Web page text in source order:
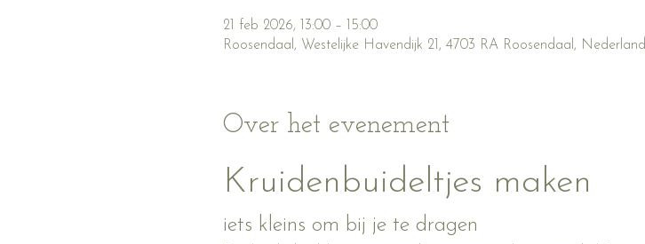
21 feb 2026, 13:00 – 15:00
Roosendaal, Westelijke Havendijk 21, 4703 RA Roosendaal, Nederland
Over het evenement
Kruidenbuideltjes maken
iets kleins om bij je te dragen